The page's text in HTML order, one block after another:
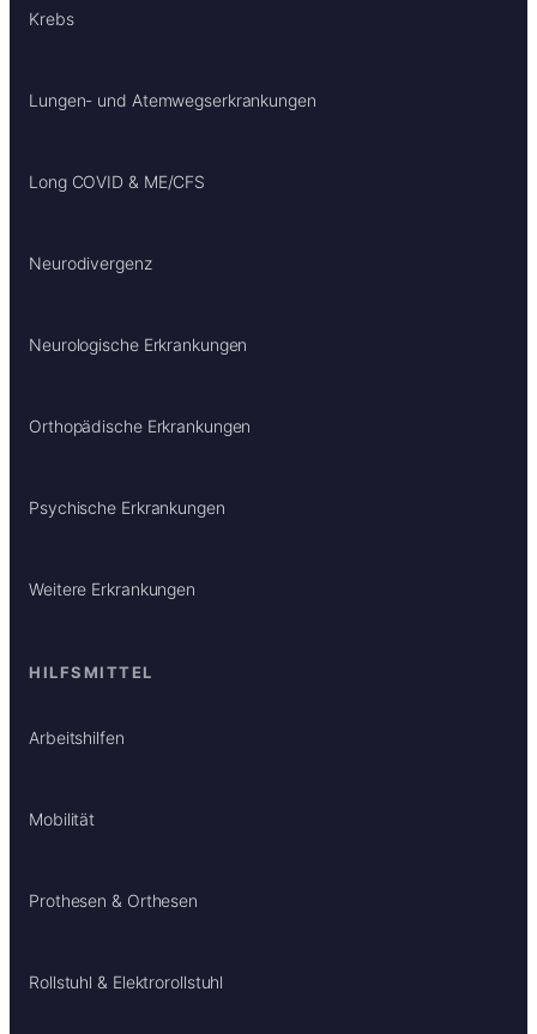
Krebs
Lungen- und Atemwegserkrankungen
Long COVID & ME/CFS
Neurodivergenz
Neurologische Erkrankungen
Orthopädische Erkrankungen
Psychische Erkrankungen
Weitere Erkrankungen
HILFSMITTEL
Arbeitshilfen
Mobilität
Prothesen & Orthesen
Rollstuhl & Elektrorollstuhl